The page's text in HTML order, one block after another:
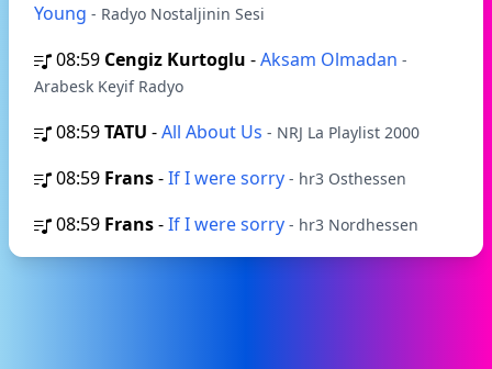
Young - Radyo Nostaljinin Sesi
08:59 Cengiz Kurtoglu -Aksam Olmadan -
Arabesk Keyif Radyo
08:59TATU -All About Us - NRJ La Playlist 2000
08:59 Frans-If I were sorry - hr3 Osthessen
08:59 Frans-If I were sorry - hr3 Nordhessen